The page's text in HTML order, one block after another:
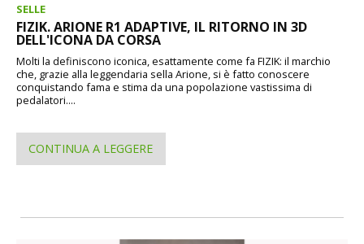
SELLE
FIZIK. ARIONE R1 ADAPTIVE, IL RITORNO IN 3D
DELL'ICONA DA CORSA
Molti la definiscono iconica, esattamente come fa FIZIK: il marchio
che, grazie alla leggendaria sella Arione, si è fatto conoscere
conquistando fama e stima da una popolazione vastissima di
pedalatori....
CONTINUA A LEGGERE